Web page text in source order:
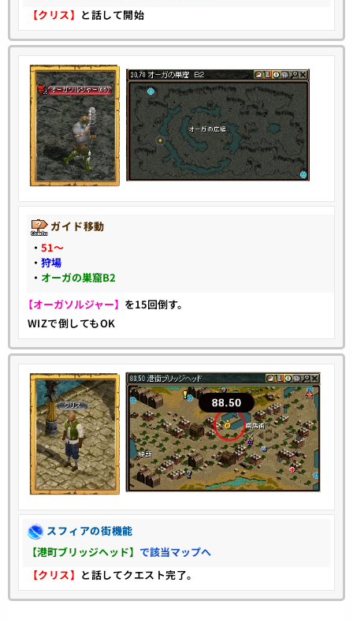
【クリス】 と話して開始
ガイド移動
・ 51〜
・ 狩場
・ オーガの巣窟B2
【オーガソルジャー】 を15回倒す。
WIZで倒してもOK
スフィアの街機能
【港町ブリッジヘッド】 で該当マップへ
【クリス】 と話してクエスト完了。